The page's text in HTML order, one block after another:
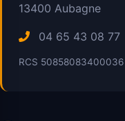
13400 Aubagne
04 65 43 08 77
RCS 50858083400036